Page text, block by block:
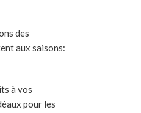
des
aux saisons:
à vos
pour les